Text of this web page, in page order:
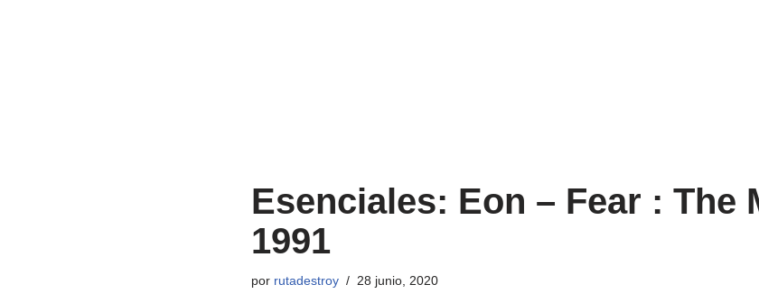
Esenciales: Eon ‎– Fear : The
1991
por rutadestroy 28 junio, 2020